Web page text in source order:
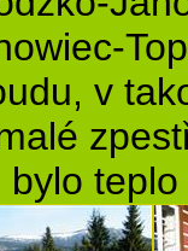
v
bylo